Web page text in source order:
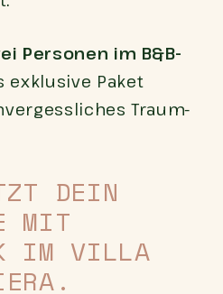
Personen im B&B-
exklusive Paket
Traum-
DEIN
MIT
IM VILLA